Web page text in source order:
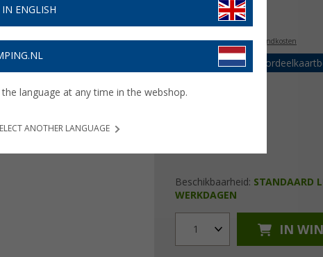
€ 45,99
Prijzen incl. BTWplus verzendkosten
Verzeker tot 5%
Beschikbaarheid: STANDAARD
WERKDAGEN
1 IN
ENGLISH
the language at any time in the webshop.
ANOTHER LANGUAGE